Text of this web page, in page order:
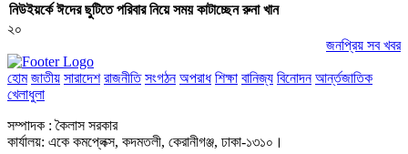
নিউইয়র্কে ঈদের ছুটিতে পরিবার নিয়ে সময় কাটাচ্ছেন রুনা খান
২০
জনপ্রিয় সব খবর
হোম জাতীয় সারাদেশ রাজনীতি সংগঠন অপরাধ শিক্ষা বানিজ্য বিনোদন আর্ন্তজাতিক
খেলাধুলা
সম্পাদক : কৈলাস সরকার
কার্যালয়: একে কমপ্লেক্স, কদমতলী, কেরানীগঞ্জ, ঢাকা-১৩১০।